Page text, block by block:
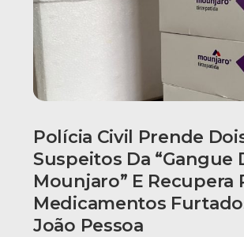
Polícia Civil Prende
Suspeitos Da “Gangue
Mounjaro” E Recupera
Medicamentos
João Pessoa